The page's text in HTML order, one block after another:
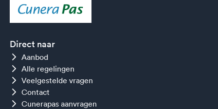
Direct naar
Aanbod
Alle regelingen
Veelgestelde vragen
Contact
Cunerapas aanvragen